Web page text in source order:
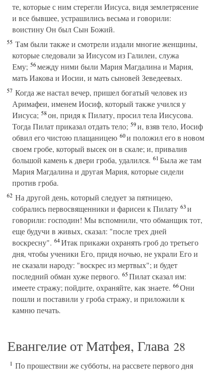
те, которые с ним стерегли Иисуса, видя землетрясение
и все бывшее, устрашились весьма и говорили:
воистину Он был Сын Божий.
55 Там были также и смотрели издали многие женщины,
которые следовали за Иисусом из Галилеи, служа
Ему; 56между ними были Мария Магдалина и Мария,
мать Иакова и Иосии, и мать сыновей Зеведеевых.
57 Когда же настал вечер, пришел богатый человек из
Аримафеи, именем Иосиф, который также учился у
Иисуса; 58он, придя к Пилату, просил тела Иисусова.
Тогда Пилат приказал отдать тело; 59и, взяв тело, Иосиф
обвил его чистою плащаницею 60и положил его в новом
своем гробе, который высек он в скале; и, привалив
большой камень к двери гроба, удалился. 61Была же там
Мария Магдалина и другая Мария, которые сидели
против гроба.
62 На другой день, который следует за пятницею,
собрались первосвященники и фарисеи к Пилату 63и
говорили: господин! Мы вспомнили, что обманщик тот,
еще будучи в живых, сказал: "после трех дней
воскресну". 64Итак прикажи охранять гроб до третьего
дня, чтобы ученики Его, придя ночью, не украли Его и
не сказали народу: "воскрес из мертвых"; и будет
последний обман хуже первого. 65Пилат сказал им:
имеете стражу; пойдите, охраняйте, как знаете. 66Они
пошли и поставили у гроба стражу, и приложили к
камню печать.
Евангелие от Матфея, Глава 28
1 По прошествии же субботы, на рассвете первого дня